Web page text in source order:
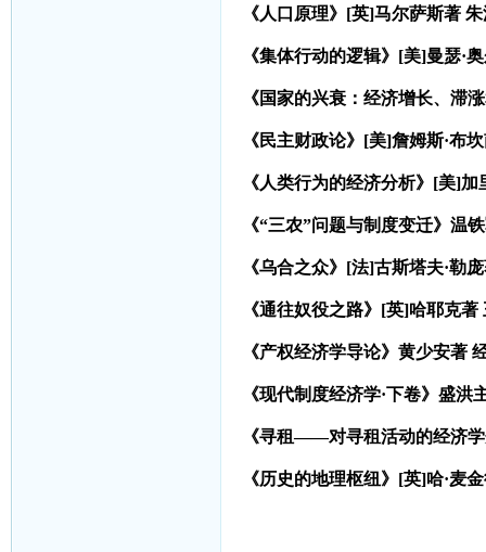
《人口原理》 [英]马尔萨斯著 朱
《集体行动的逻辑》 [美]曼瑟·
《国家的兴衰：经济增长、滞
《民主财政论》 [美]詹姆斯·布
《人类行为的经济分析》 [美]加
《“三农”问题与制度变迁》温
《乌合之众》 [法]古斯塔夫·勒
《通往奴役之路》 [英]哈耶克著
《产权经济学导论》黄少安著
《现代制度经济学·下卷》盛洪
《寻租——对寻租活动的经济
《历史的地理枢纽》 [英]哈·麦